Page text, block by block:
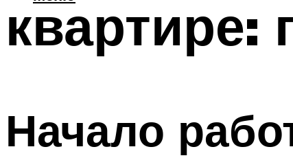
квартире:
Начало